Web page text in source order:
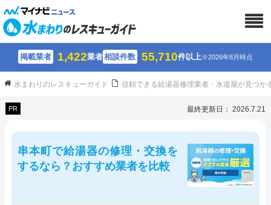
掲載業者 1,422業者相談件数 55,710件以上※2026年8月時点
水まわりのレスキューガイド 信頼できる給湯器修理業者・水道屋が見つか
PR 最終更新日： 2026.7.21
串本町で給湯器の修理・交換を
するなら？おすすめ業者を比較